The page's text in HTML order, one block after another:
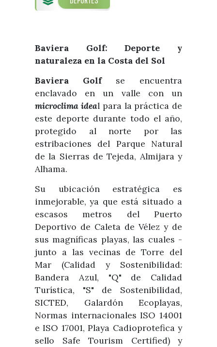
Historia
Sectores
Artesanía
Empresas de subtropicales
Málaga
Baviera Golf: Deporte y
naturaleza en la Costa del Sol
Baviera Golf se encuentra
enclavado en un valle con un
microclima ideal para la práctica de
este deporte durante todo el año,
protegido al norte por las
estribaciones del Parque Natural
de la Sierras de Tejeda, Almijara y
Alhama.
Su ubicación estratégica es
inmejorable, ya que está situado a
escasos metros del Puerto
Deportivo de Caleta de Vélez y de
sus magníficas playas, las cuales -
junto a las vecinas de Torre del
Mar (Calidad y Sostenibilidad:
Bandera Azul, "Q" de Calidad
Turística, "S" de Sostenibilidad,
SICTED, Galardón Ecoplayas,
Normas internacionales ISO 14001
e ISO 17001, Playa Cadioprotefica y
sello Safe Tourism Certified) y